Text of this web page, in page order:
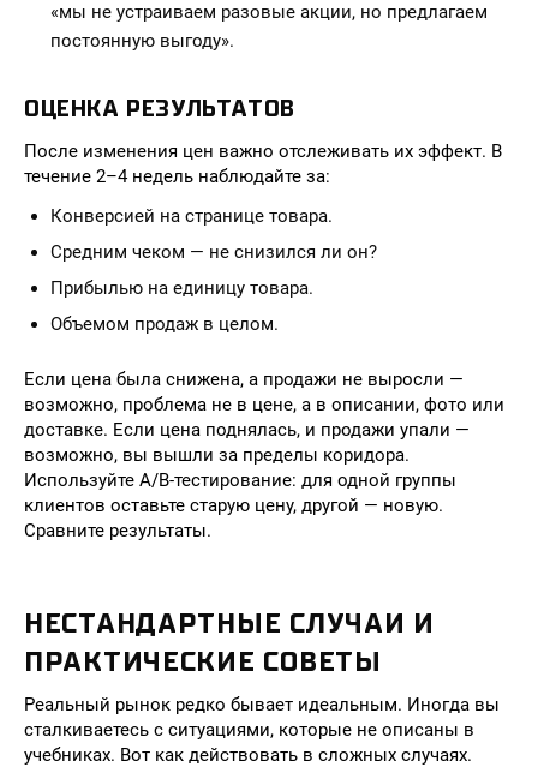
«мы не устраиваем разовые акции, но предлагаем
постоянную выгоду».
ОЦЕНКА РЕЗУЛЬТАТОВ
После изменения цен важно отслеживать их эффект. В
течение 2–4 недель наблюдайте за:
Конверсией на странице товара.
Средним чеком — не снизился ли он?
Прибылью на единицу товара.
Объемом продаж в целом.
Если цена была снижена, а продажи не выросли —
возможно, проблема не в цене, а в описании, фото или
доставке. Если цена поднялась, и продажи упали —
возможно, вы вышли за пределы коридора.
Используйте A/B-тестирование: для одной группы
клиентов оставьте старую цену, другой — новую.
Сравните результаты.
НЕСТАНДАРТНЫЕ СЛУЧАИ И
ПРАКТИЧЕСКИЕ СОВЕТЫ
Реальный рынок редко бывает идеальным. Иногда вы
сталкиваетесь с ситуациями, которые не описаны в
учебниках. Вот как действовать в сложных случаях.